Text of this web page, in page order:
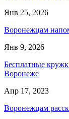
Янв 25, 2026
Воронежцам
Янв 9, 2026
Бесплатные
Воронеже
Апр 17, 2023
Воронежцам